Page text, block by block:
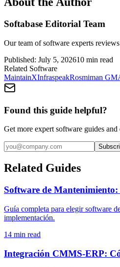
Softabase Editorial Team
Our team of software experts
Published: July 5, 202610 min read
Related Software
MaintainXInfraspeakRosmiman
Found this guide helpful?
Get more expert software guides
Related Guides
Software de
Guía completa para elegir software
implementación.
14 min read
Integración CMMS-ERP: